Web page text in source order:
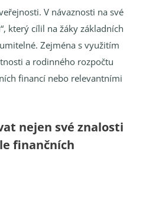
V návaznosti na své
který cílil na žáky základních
Zejména s využitím
a rodinného rozpočtu
financí nebo relevantními
nejen své znalosti
finančních